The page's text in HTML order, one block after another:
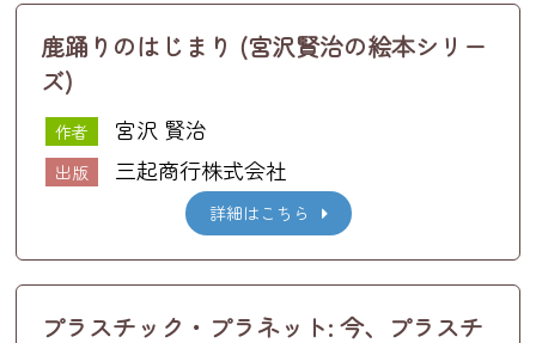
鹿踊りのはじまり (宮沢賢治の絵本シリー
ズ)
作者 宮沢 賢治
出版 三起商行株式会社
詳細はこちら
プラスチック・プラネット: 今、プラスチ